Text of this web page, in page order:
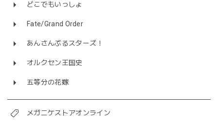
どこでもいっしょ
Fate/Grand Order
あんさんぶるスターズ！
オルクセン王国史
五等分の花嫁
メガニケストアオンライン